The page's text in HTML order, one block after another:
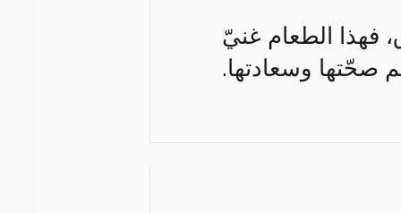
فهذا الطعام غنيّ
صحّتها وسعادتها.